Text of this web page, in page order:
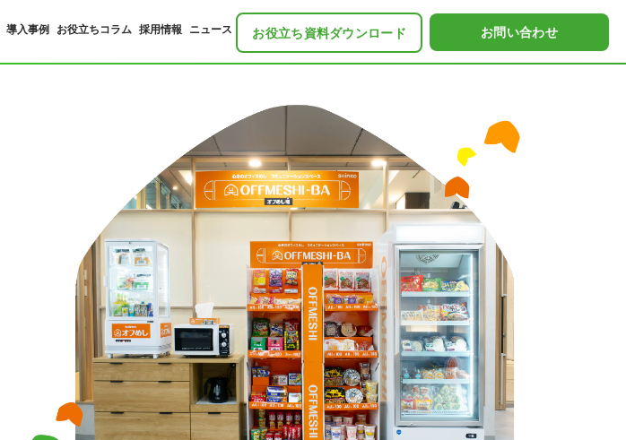
導入事例 お役立ちコラム 採用情報 ニュース お役立ち資料ダウンロード お問い合わせ